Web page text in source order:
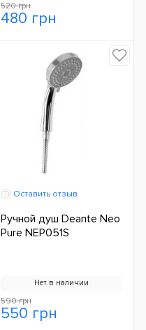
520 грн
480 грн
Оставить отзыв
Ручной душ Deante Neo
Pure NEP051S
Нет в наличии
590 грн
550 грн